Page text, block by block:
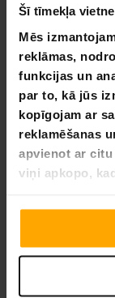
Šī tīmekļa
Mēs
reklāmas,
funkcijas un
par to, kā jūs
kopīgojam ar
reklamēšanas
apvienot ar
viņi apkopo,
sākotnēji
paredzēta
lielākajām
piedāvā īpašas